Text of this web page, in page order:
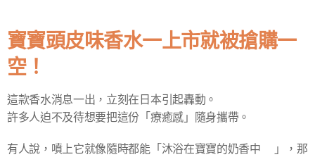
寶寶頭皮味香水一上市就被搶購一
空！
這款香水消息一出，立刻在日本引起轟動。
許多人迫不及待想要把這份「療癒感」隨身攜帶。
有人說，噴上它就像隨時都能「沐浴在寶寶的奶香中🍼」，那